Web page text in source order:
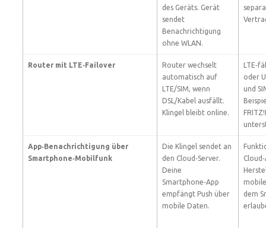
des Geräts. Gerät
sendet
Benachrichtigung
ohne WLAN.
Router mit LTE‑Failover
Router wechselt
automatisch auf
LTE/SIM, wenn
DSL/Kabel ausfällt.
Klingel bleibt online.
oder
und
App‑Benachrichtigung über
Smartphone‑Mobilfunk
Die Klingel sendet an
den Cloud‑Server.
Deine
Smartphone‑App
empfängt Push über
mobile Daten.
dem